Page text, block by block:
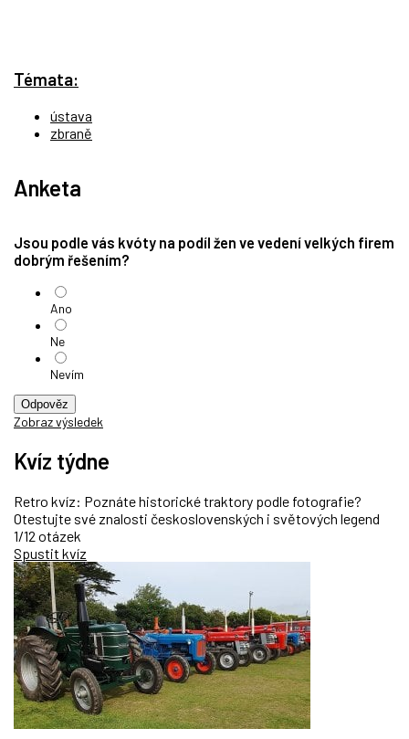
Témata:
ústava
zbraně
Anketa
Jsou podle vás kvóty na podíl žen ve vedení velkých firem
dobrým řešením?
Ano
Ne
Nevím
Odpověz
Zobraz výsledek
Kvíz týdne
Retro kvíz: Poznáte historické traktory podle fotografie?
Otestujte své znalosti československých i světových legend
1/12 otázek
Spustit kvíz